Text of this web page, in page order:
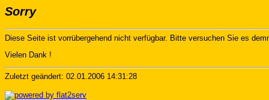
Sorry
Diese Seite ist vorrübergehend nicht verfügbar. Bitte versuchen Sie es
Vielen Dank !
Zuletzt geändert: 02.01.2006 14:31:28